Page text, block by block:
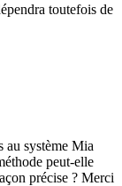
toutefois de
au système Mia
peut-elle
précise ? Merci